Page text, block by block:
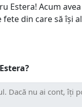
Estera! Acum
din care să își